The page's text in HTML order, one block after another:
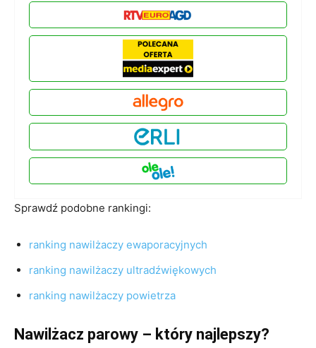
Sprawdź podobne rankingi:
ranking nawilżaczy ewaporacyjnych
ranking nawilżaczy ultradźwiękowych
ranking nawilżaczy powietrza
Nawilżacz parowy – który najlepszy?